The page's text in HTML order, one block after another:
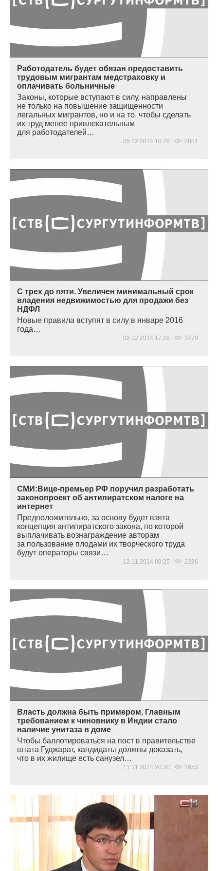
Работодатель будет обязан предоставить
трудовым мигрантам медстраховку и
оплачивать больничные
Законы, которые вступают в силу, направлены
не только на повышение защищенности
легальных мигрантов, но и на то, чтобы сделать
их труд менее привлекательным
для работодателей…
05.12.2014 10:28 2881
С трех до пяти. Увеличен минимальный срок
владения недвижимостью для продажи без
НДФЛ
Новые правила вступят в силу в январе 2016
года…
02.12.2014 17:26 3470
СМИ:Вице-премьер РФ поручил разработать
законопроект об антипиратском налоге на
интернет
Предположительно, за основу будет взята
концепция антипиратского закона, по которой
выплачивать вознаграждение авторам
за пользование плодами их творческого труда
будут операторы связи…
12.11.2014 09:25 2286
Власть должна быть примером. Главным
требованием к чиновнику в Индии стало
наличие унитаза в доме
Чтобы баллотироваться на пост в правительстве
штата Гуджарат, кандидаты должны доказать,
что в их жилище есть санузел…
11.11.2014 20:30 2653